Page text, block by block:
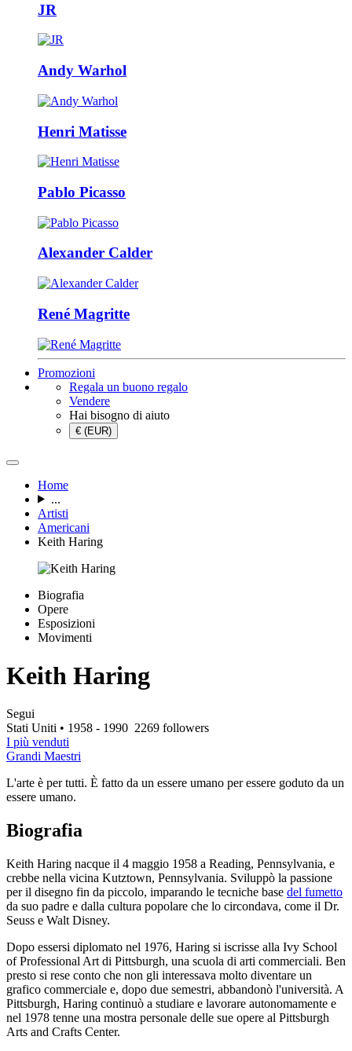
JR
Andy Warhol
Henri Matisse
Pablo Picasso
Alexander Calder
René Magritte
Promozioni
Regala un buono regalo
Vendere
Hai bisogno di aiuto
€ (EUR)
Home
...
Artisti
Americani
Keith Haring
Biografia
Opere
Esposizioni
Movimenti
Keith Haring
Segui
Stati Uniti • 1958 - 1990 2269 followers
I più venduti
Grandi Maestri
L'arte è per tutti. È fatto da un essere umano per essere goduto da un
essere umano.
Biografia
Keith Haring nacque il 4 maggio 1958 a Reading, Pennsylvania, e
crebbe nella vicina Kutztown, Pennsylvania. Sviluppò la passione
per il disegno fin da piccolo, imparando le tecniche base del fumetto
da suo padre e dalla cultura popolare che lo circondava, come il Dr.
Seuss e Walt Disney.
Dopo essersi diplomato nel 1976, Haring si iscrisse alla Ivy School
of Professional Art di Pittsburgh, una scuola di arti commerciali. Ben
presto si rese conto che non gli interessava molto diventare un
grafico commerciale e, dopo due semestri, abbandonò l'università. A
Pittsburgh, Haring continuò a studiare e lavorare autonomamente e
nel 1978 tenne una mostra personale delle sue opere al Pittsburgh
Arts and Crafts Center.